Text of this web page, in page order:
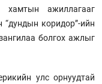
ажиллагааг
коридор”-ийн
болгох ажлыг
улс орнуудтай